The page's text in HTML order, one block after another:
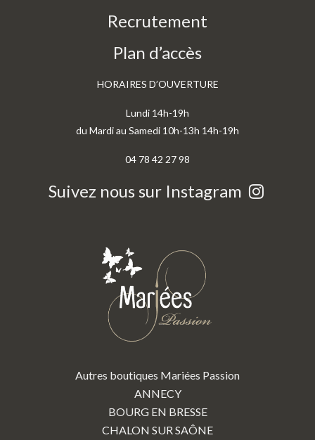
Recrutement
Plan d’accès
HORAIRES D’OUVERTURE
Lundi 14h-19h
du Mardi au Samedi 10h-13h 14h-19h
04 78 42 27 98
Suivez nous sur Instagram
Autres boutiques Mariées Passion
ANNECY
BOURG EN BRESSE
CHALON SUR SAÔNE